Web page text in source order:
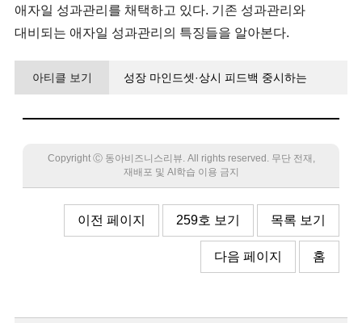
애자일 성과관리를 채택하고 있다. 기존 성과관리와
대비되는 애자일 성과관리의 특징들을 알아본다.
아티클 보기
성장 마인드셋·상시 피드백 중시하는
Copyright Ⓒ 동아비즈니스리뷰. All rights reserved. 무단 전재,
재배포 및 AI학습 이용 금지
이전 페이지 259호 보기 목록 보기
다음 페이지 홈